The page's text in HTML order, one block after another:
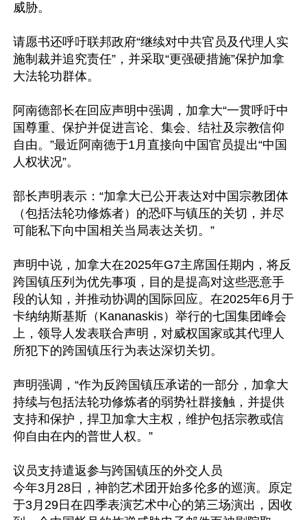
威胁。
请愿书还呼吁联邦政府“继续对中共官员及代理人实
施制裁并追究责任”，并采取“更强硬措施”保护加拿
大法轮功群体。
阿南德部长在回应声明中强调，加拿大“一贯呼吁中
国尊重、保护并促进言论、集会、结社及宗教信仰
自由。”最近阿南德于1月直接向中国官员提出“中国
人权状况”。
部长声明表示：“加拿大已公开表达对中国宗教团体
（包括法轮功修炼者）的恐吓与镇压的关切，并尽
可能私下向中国相关当局表达关切。”
声明中说，加拿大在2025年G7主席国任期内，将反
跨国镇压列为优先事项，目的是提高对这些恶意手
段的认知，并推动协调的国际回应。在2025年6月于
卡纳纳斯基斯（Kananaskis）举行的七国集团峰会
上，领导人发表联合声明，对威权国家或其代理人
所犯下的跨国镇压行为表达深切关切。
声明强调，“作为反跨国镇压承诺的一部分，加拿大
持续与包括法轮功修炼者的弱势社群接触，并提供
支持和保护，捍卫加拿大主权，维护包括宗教或信
仰自由在内的普世人权。”
议员支持遣返参与跨国镇压的外交人员
今年3月28日，神韵艺术团开始多伦多的巡演。原定
于3月29日在四季表演艺术中心的第三场演出，因收